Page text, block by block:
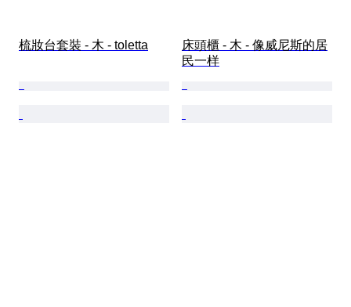
梳妝台套裝 - 木 - toletta
床頭櫃 - 木 - 像威尼斯的居
民一样